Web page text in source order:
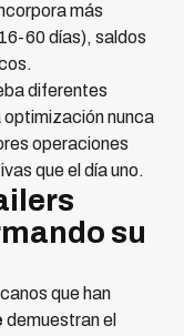
más
60 días), saldos
diferentes
nunca
operaciones
que el día uno.
su
que han
demuestran el